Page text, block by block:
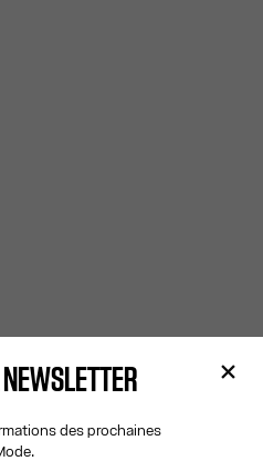
des prochaines